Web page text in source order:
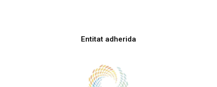
Entitat adherida